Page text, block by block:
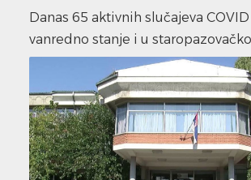
Danas 65 aktivnih slučajeva COVID
vanredno stanje i u